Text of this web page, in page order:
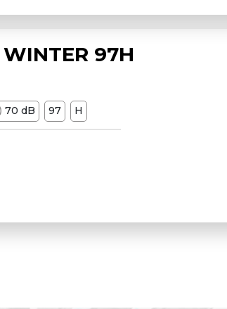
97H
70 dB 97 H